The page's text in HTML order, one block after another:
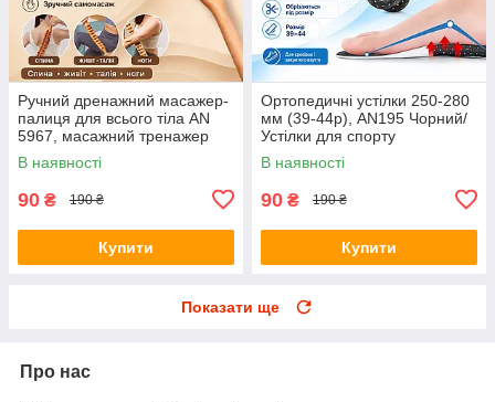
Ручний дренажний масажер-
палиця для всього тіла AN
5967, масажний тренажер
для спини, живота, талії,
стегон і ніг, коричневий
В наявності
90 ₴ 190 ₴
Купити
Ортопедичні устілки 250-280
мм (39-44р), AN195 Чорний/
Устілки для спорту
універсальні/Рережні устілки
для взуття
В наявності
90 ₴ 190 ₴
Купити
Показати ще
Про нас